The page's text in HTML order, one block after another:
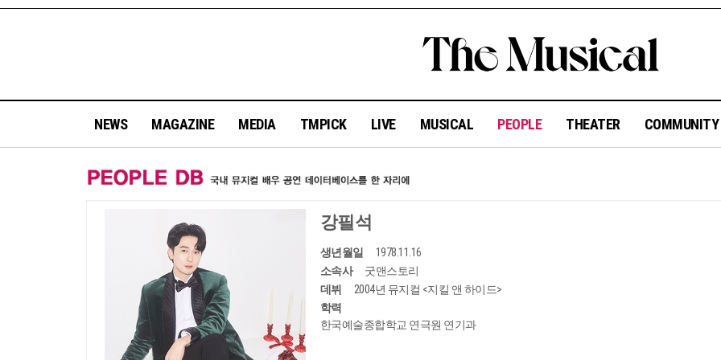
NEWS MAGAZINE MEDIA TMPICK LIVE MUSICAL PEOPLE THEATER COMMUNITY
강필석
생년월일
1978.11.16
소속사
굿맨스토리
데뷔
2004년 뮤지컬 <지킬 앤 하이드>
학력
한국예술종합학교 연극원 연기과